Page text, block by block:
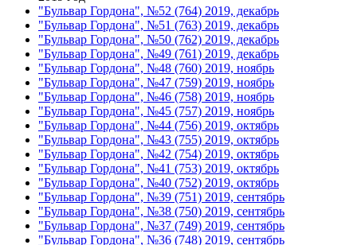
"Бульвар Гордона", №52 (764) 2019, декабрь
"Бульвар Гордона", №51 (763) 2019, декабрь
"Бульвар Гордона", №50 (762) 2019, декабрь
"Бульвар Гордона", №49 (761) 2019, декабрь
"Бульвар Гордона", №48 (760) 2019, ноябрь
"Бульвар Гордона", №47 (759) 2019, ноябрь
"Бульвар Гордона", №46 (758) 2019, ноябрь
"Бульвар Гордона", №45 (757) 2019, ноябрь
"Бульвар Гордона", №44 (756) 2019, октябрь
"Бульвар Гордона", №43 (755) 2019, октябрь
"Бульвар Гордона", №42 (754) 2019, октябрь
"Бульвар Гордона", №41 (753) 2019, октябрь
"Бульвар Гордона", №40 (752) 2019, октябрь
"Бульвар Гордона", №39 (751) 2019, сентябрь
"Бульвар Гордона", №38 (750) 2019, сентябрь
"Бульвар Гордона", №37 (749) 2019, сентябрь
"Бульвар Гордона", №36 (748) 2019, сентябрь